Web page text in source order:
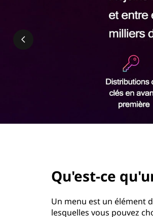
a
Qu'est-ce
Un menu est un élément
lesquelles vous pouvez